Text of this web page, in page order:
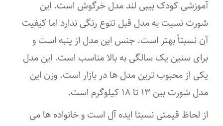
آموزشی کودک بیبی لند مدل خرگوش است. این
شورت نسبت به مدل قبل تنوع رنگی ندارد اما کیفیت
آن نسبتاً بهتر است. جنس این مدل از پنبه است و
برای سنین یک سالگی به بالا مناسب است. این مدل
یکی از محبوب ترین مدل ها در بازار است. وزن این
مدل شورت بین ۱۳ تا ۱۸ کیلوگرم است.
از لحاظ قیمتی نسبتا ایده آل است و خانواده ها می